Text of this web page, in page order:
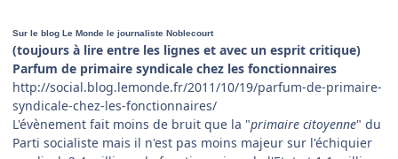
Sur le blog Le Monde le journaliste Noblecourt
(toujours à lire entre les lignes et avec un esprit critique)
Parfum de primaire syndicale chez les fonctionnaires
http://social.blog.lemonde.fr/2011/10/19/parfum-de-primaire-
syndicale-chez-les-fonctionnaires/
L'évènement fait moins de bruit que la "primaire citoyenne" du
Parti socialiste mais il n'est pas moins majeur sur l'échiquier